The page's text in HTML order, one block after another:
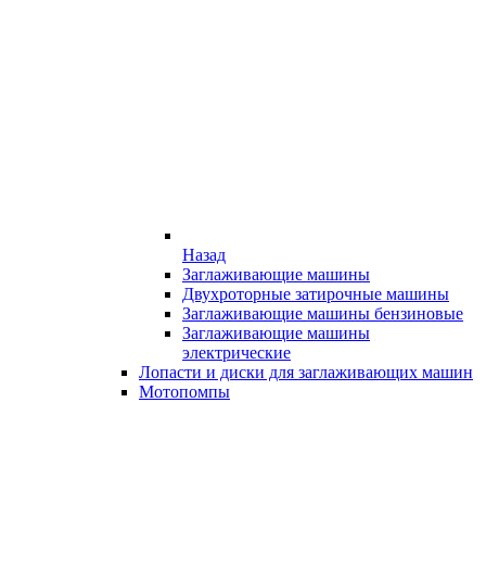
Назад
Заглаживающие машины
Двухроторные затирочные машины
Заглаживающие машины бензиновые
Заглаживающие машины
электрические
Лопасти и диски для заглаживающих машин
Мотопомпы